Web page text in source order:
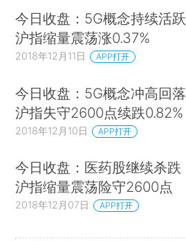
今日收盘：5G概念持续活跃
沪指缩量震荡涨0.37%
2018年12月11日 APP打开
今日收盘：5G概念冲高回落
沪指失守2600点续跌0.82%
2018年12月10日 APP打开
今日收盘：医药股继续杀跌
沪指缩量震荡险守2600点
2018年12月07日 APP打开